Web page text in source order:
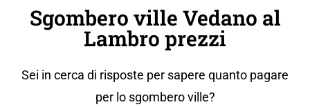
Sgombero ville Vedano al
Lambro prezzi
Sei in cerca di risposte per sapere quanto pagare
per lo sgombero ville?